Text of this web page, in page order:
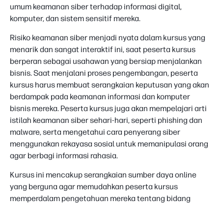
umum keamanan siber terhadap informasi digital,
komputer, dan sistem sensitif mereka.
Risiko keamanan siber menjadi nyata dalam kursus yang
menarik dan sangat interaktif ini, saat peserta kursus
berperan sebagai usahawan yang bersiap menjalankan
bisnis. Saat menjalani proses pengembangan, peserta
kursus harus membuat serangkaian keputusan yang akan
berdampak pada keamanan informasi dan komputer
bisnis mereka. Peserta kursus juga akan mempelajari arti
istilah keamanan siber sehari-hari, seperti phishing dan
malware, serta mengetahui cara penyerang siber
menggunakan rekayasa sosial untuk memanipulasi orang
agar berbagi informasi rahasia.
Kursus ini mencakup serangkaian sumber daya online
yang berguna agar memudahkan peserta kursus
memperdalam pengetahuan mereka tentang bidang